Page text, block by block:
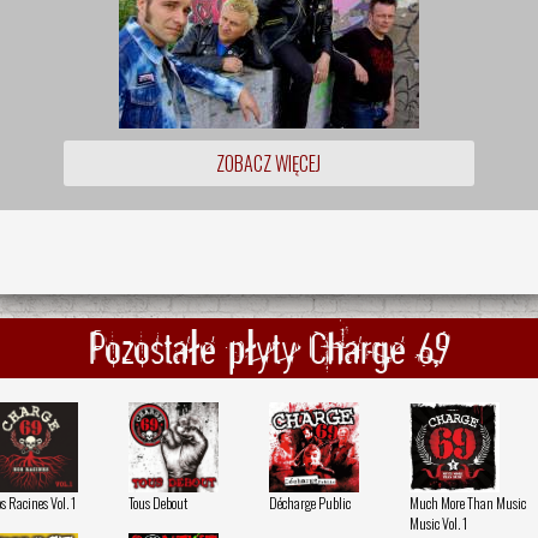
ZOBACZ WIĘCEJ
Pozostałe płyty Charge 69
Racines Vol. 1 Tous Debout Décharge Public
Much More Than Music
Music Vol. 1